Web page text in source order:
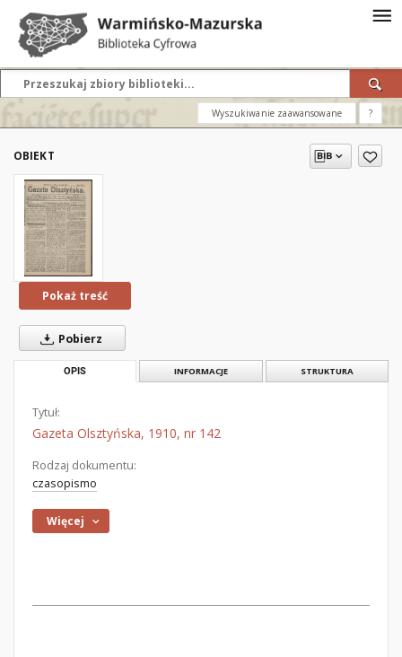
Wyszukiwanie zaawansowane ?
OBIEKT
Pokaż treść
Pobierz
OPIS INFORMACJE STRUKTURA
Tytuł:
Gazeta Olsztyńska, 1910, nr 142
Rodzaj dokumentu:
czasopismo
Więcej